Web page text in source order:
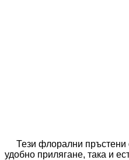
Тези флорални пръстени
удобно прилягане, така и